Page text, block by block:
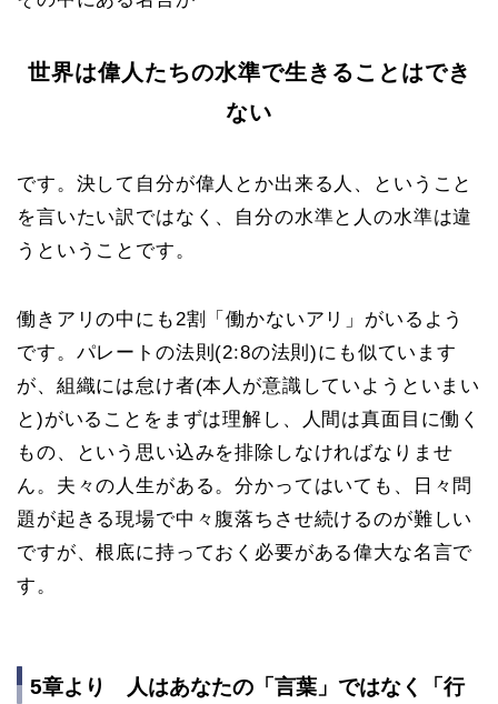
世界は偉人たちの水準で生きることはでき
ない
です。決して自分が偉人とか出来る人、ということ
を言いたい訳ではなく、自分の水準と人の水準は違
うということです。
働きアリの中にも2割「働かないアリ」がいるよう
です。パレートの法則(2:8の法則)にも似ています
が、組織には怠け者(本人が意識していようといまい
と)がいることをまずは理解し、人間は真面目に働く
もの、という思い込みを排除しなければなりませ
ん。夫々の人生がある。分かってはいても、日々問
題が起きる現場で中々腹落ちさせ続けるのが難しい
ですが、根底に持っておく必要がある偉大な名言で
す。
5章より 人はあなたの「言葉」ではなく「行